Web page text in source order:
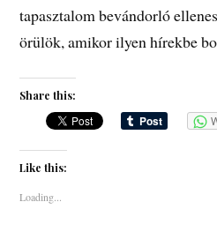
tapasztalom bevándorló
örülök, amikor ilyen hírekbe
Share this:
Like this:
Loading...